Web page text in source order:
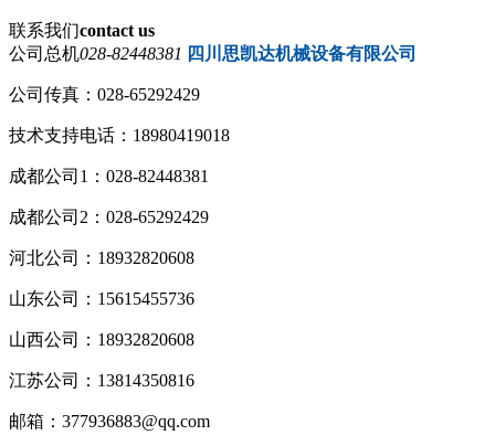
联系我们contact us
公司总机028-82448381 四川思凯达机械设备有限公司
公司传真：028-65292429
技术支持电话：18980419018
成都公司1：028-82448381
成都公司2：028-65292429
河北公司：18932820608
山东公司：15615455736
山西公司：18932820608
江苏公司：13814350816
邮箱：377936883@qq.com